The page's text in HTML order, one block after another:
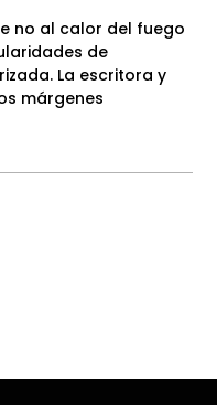
no al calor del fuego
de
La escritora y
márgenes